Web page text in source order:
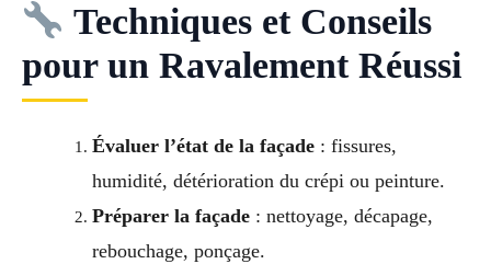
Techniques et Conseils
pour un Ravalement Réussi
Évaluer l’état de la façade: fissures,
humidité, détérioration du crépi ou peinture.
Préparer la façade: nettoyage, décapage,
rebouchage, ponçage.